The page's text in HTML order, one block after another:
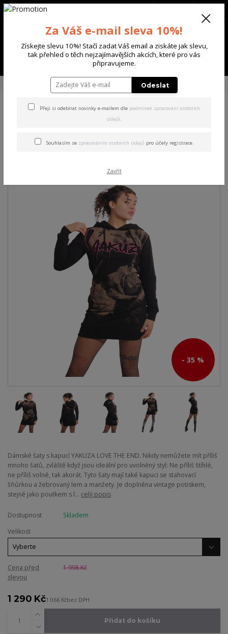
Menu
+420 702 136 620
ŠATY Yakuza dámské šaty Love The End Sweat Dress
Yakuza dámské šaty Love
The End Sweat Dress
- 35 %
Dámské šaty s kapucí YAKUZA LOVE THE END. Nikdy nemůžete mít příliš
mnoho šatů, zvláště když jsou ideální pro uvolněný styl: Ne příliš štíhlé,
ne příliš volné, tak akorát. Tyto šaty mají také kapuci se stahovací
šňůrkou a žebrovaný lem a manžety. Je doplněna vintage potiskem,
stejně jako poutkem s l... celý popis
Dostupnost
Skladem
Velikost
Cena před
slevou
1 998 Kč
1 290 Kč1 066 Kčbez DPH
Přidat do košíku
Za Váš e-mail sleva 10%!
Získejte slevu 10%! Stačí zadat Váš email a ziskáte jak slevu,
tak přehled o těch nejzajímavějších akcích, které pro vás
připravujeme.
Odeslat
Přeji si odebírat novinky e-mailem dle podmínek zpracování osobních
údajů.
Souhlasím se zpracováním osobních údajů pro účely registrace.
Zavřít